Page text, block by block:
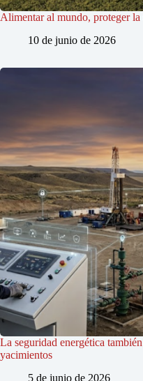
Alimentar al mundo, proteger la
10 de junio de 2026
La seguridad energética
yacimientos
5 de junio de 2026